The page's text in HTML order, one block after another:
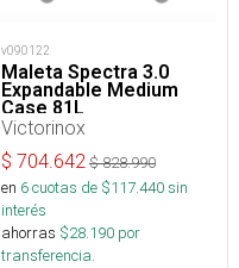
v090122
Maleta Spectra 3.0
Expandable Medium
Case 81L
Victorinox
$ 704.642 $828.990
en 6cuotas de $117.440sin
interés
ahorras $28.190 por
transferencia.